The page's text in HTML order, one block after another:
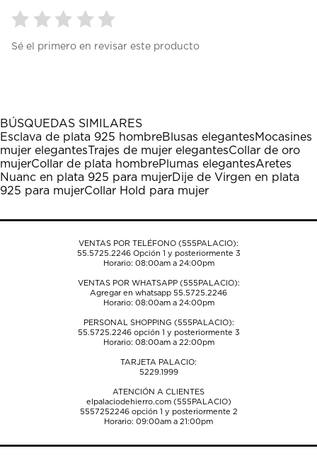
para
1
estrella
Esta
acción
abrirá
el
formulario
envío.
para
estrellas.
Esta
acción
abrirá
el
formulario
envío.
para
estrellas.
Esta
acción
abrirá
el
formulario
envío.
para
estrellas.
Esta
acción
abrirá
el
formulario
envío.
para
estrellas.
Esta
acción
abrirá
el
formulario
envío.
Sé el primero en revisar este producto
BÚSQUEDAS SIMILARES
Esclava de plata 925 hombreBlusas elegantesMocasines
mujer elegantesTrajes de mujer elegantesCollar de oro
mujerCollar de plata hombrePlumas elegantesAretes
Nuanc en plata 925 para mujerDije de Virgen en plata
925 para mujerCollar Hold para mujer
VENTAS POR TELÉFONO (555PALACIO):
55.5725.2246Opción 1 y posteriormente 3
Horario: 08:00am a 24:00pm
VENTAS POR WHATSAPP (555PALACIO):
Agregar en whatsapp 55.5725.2246
Horario: 08:00am a 24:00pm
PERSONAL SHOPPING (555PALACIO):
55.5725.2246opción 1 y posteriormente 3
Horario: 08:00am a 22:00pm
TARJETA PALACIO:
5229.1999
ATENCIÓN A CLIENTES
elpalaciodehierro.com (555PALACIO)
5557252246opción 1 y posteriormente 2
Horario: 09:00am a 21:00pm